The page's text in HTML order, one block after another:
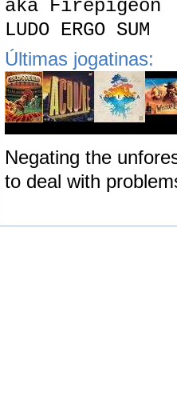
Mice and mistics que
as miniaturas
da expanção downood
adquirir as cartas já
a decorrer. Aqui:
geeklist/286035/portugal-
aka Firepigeon
LUDO ERGO SUM
Últimas jogatinas:
Negating the
to deal with